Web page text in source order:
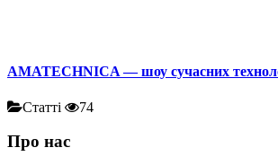
AMATECHNICA — шоу сучасних
Статті 74
Про нас